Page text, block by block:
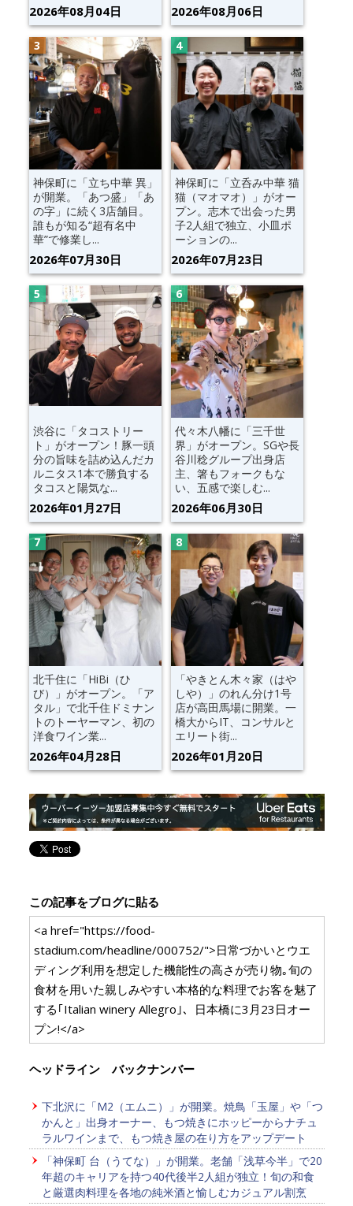
2026年08月04日 2026年08月06日
神保町に「立ち中華 異」
が開業。「あつ盛」「あ
の字」に続く3店舗目。
誰もが知る“超有名中
華”で修業し...
2026年07月30日
神保町に「立呑み中華 猫
猫（マオマオ）」がオー
プン。志木で出会った男
子2人組で独立、小皿ポ
ーションの...
2026年07月23日
渋谷に「タコストリー
ト」がオープン！豚一頭
分の旨味を詰め込んだカ
ルニタス1本で勝負する
タコスと陽気な...
2026年01月27日
代々木八幡に「三千世
界」がオープン。SGや長
谷川稔グループ出身店
主、箸もフォークもな
い、五感で楽しむ...
2026年06月30日
北千住に「HiBi（ひ
び）」がオープン。「ア
タル」で北千住ドミナン
トのトーヤーマン、初の
洋食ワイン業...
2026年04月28日
「やきとん木々家（はや
しや）」のれん分け1号
店が高田馬場に開業。一
橋大からIT、コンサルと
エリート街...
2026年01月20日
この記事をブログに貼る
<a href="https://food-
stadium.com/headline/000752/">日常づかいとウエ
ディング利用を想定した機能性の高さが売り物｡旬の
食材を用いた親しみやすい本格的な料理でお客を魅了
する｢Italian winery Allegro｣、日本橋に3月23日オー
プン!</a>
ヘッドライン バックナンバー
下北沢に「M2（エムニ）」が開業。焼鳥「玉屋」や「つ
かんと」出身オーナー、もつ焼きにホッピーからナチュ
ラルワインまで、もつ焼き屋の在り方をアップデート
「神保町 台（うてな）」が開業。老舗「浅草今半」で20
年超のキャリアを持つ40代後半2人組が独立！旬の和食
と厳選肉料理を各地の純米酒と愉しむカジュアル割烹